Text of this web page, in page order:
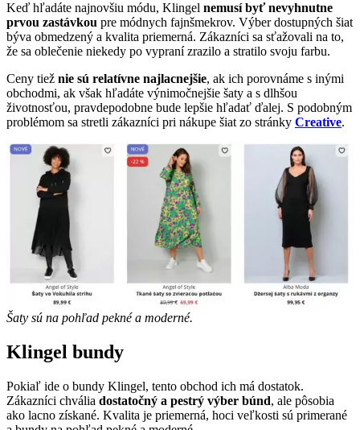
Keď hľadáte najnovšiu módu, Klingel nemusí byť nevyhnutne
prvou zastávkou pre módnych fajnšmekrov. Výber dostupných šiat
býva obmedzený a kvalita priemerná. Zákazníci sa sťažovali na to,
že sa oblečenie niekedy po vypraní zrazilo a stratilo svoju farbu.
Ceny tiež nie sú relatívne najlacnejšie, ak ich porovnáme s inými
obchodmi, ak však hľadáte výnimočnejšie šaty a s dlhšou
životnosťou, pravdepodobne bude lepšie hľadať ďalej. S podobným
problémom sa stretli zákazníci pri nákupe šiat zo stránky Creative.
Šaty sú na pohľad pekné a moderné.
Klingel bundy
Pokiaľ ide o bundy Klingel, tento obchod ich má dostatok.
Zákazníci chvália dostatočný a pestrý výber búnd, ale pôsobia
ako lacno získané. Kvalita je priemerná, hoci veľkosti sú primerané